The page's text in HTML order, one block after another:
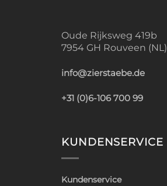
Oude Rijksweg 419b
7954 GH Rouveen (NL)
info@zierstaebe.de
+31 (0)6-106 700 99
KUNDENSERVICE
Kundenservice